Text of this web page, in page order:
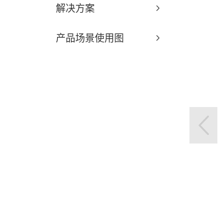
解决方案
产品场景使用图